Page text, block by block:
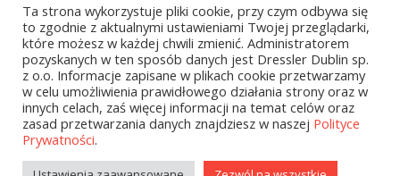
JESTEŚMY CZŁONKIEM POLSKIEJ IZBY KSIĄŻKI
Copyright © 2020 bellona.pl
Ta strona wykorzystuje pliki cookie, przy czym odbywa się
to zgodnie z aktualnymi ustawieniami Twojej przeglądarki,
które możesz w każdej chwili zmienić. Administratorem
pozyskanych w ten sposób danych jest Dressler Dublin sp.
z o.o. Informacje zapisane w plikach cookie przetwarzamy
w celu umożliwienia prawidłowego działania strony oraz w
innych celach, zaś więcej informacji na temat celów oraz
zasad przetwarzania danych znajdziesz w naszej Polityce
Prywatności.